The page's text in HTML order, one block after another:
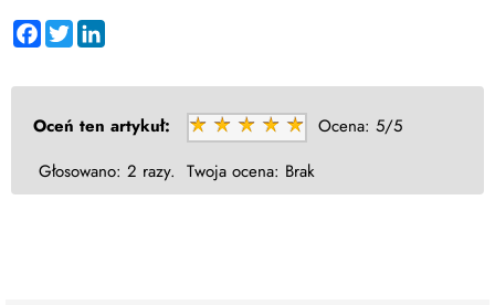
Facebook
Twitter
Oceń ten artykuł: Ocena: 5/5
Głosowano: 2 razy. Twoja ocena: Brak